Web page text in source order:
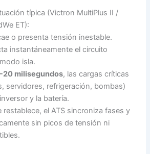
típica (Victron MultiPlus II /
ET):
o presenta tensión inestable.
instantáneamente el circuito
isla.
20 milisegundos, las cargas críticas
servidores, refrigeración, bombas)
y la batería.
restablece, el ATS sincroniza fases y
sin picos de tensión ni